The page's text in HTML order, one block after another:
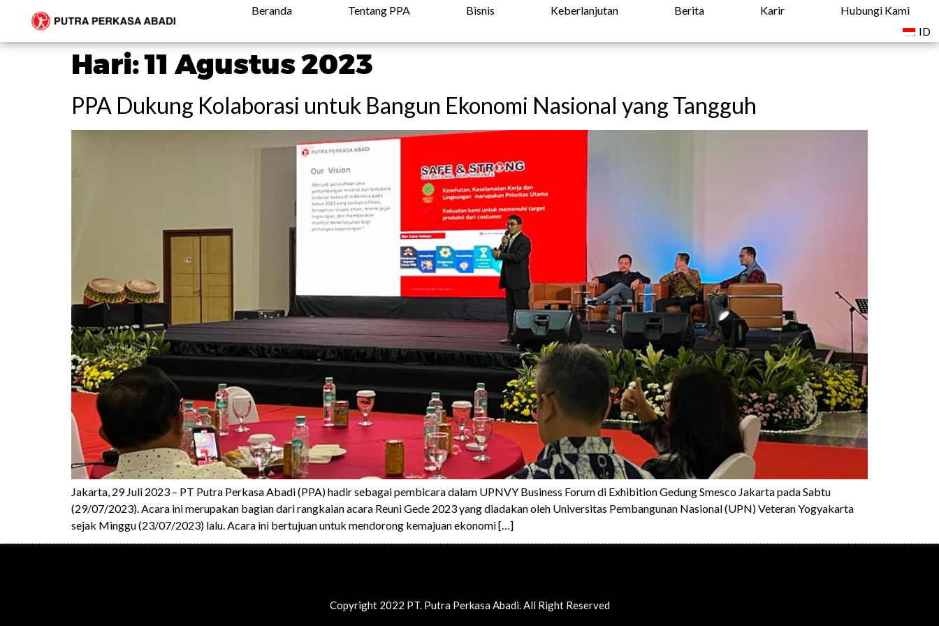
Beranda Tentang PPA Bisnis Keberlanjutan Berita Karir
Hubungi Kami
ID
Hari:11 Agustus 2023
PPA Dukung Kolaborasi untuk Bangun Ekonomi Nasional yang Tangguh
Jakarta, 29 Juli 2023 – PT Putra Perkasa Abadi (PPA) hadir sebagai pembicara dalam UPNVY Business Forum di Exhibition Gedung Smesco Jakarta pada Sabtu
(29/07/2023). Acara ini merupakan bagian dari rangkaian acara Reuni Gede 2023 yang diadakan oleh Universitas Pembangunan Nasional (UPN) Veteran Yogyakarta
sejak Minggu (23/07/2023) lalu. Acara ini bertujuan untuk mendorong kemajuan ekonomi […]
Copyright 2022 PT. Putra Perkasa Abadi. All Right Reserved